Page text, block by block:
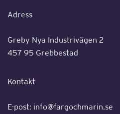
Adress
Greby Nya Industrivägen 2
457 95 Grebbestad
Kontakt
E-post: info@fargochmarin.se